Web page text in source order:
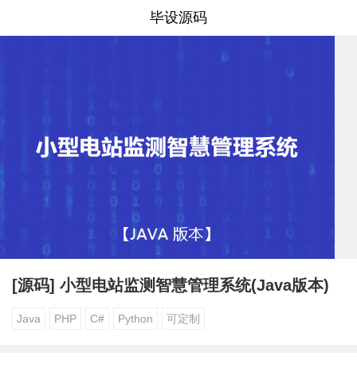
毕设源码
[源码] 小型电站监测智慧管理系统(Java版本)
Java PHP C# Python 可定制